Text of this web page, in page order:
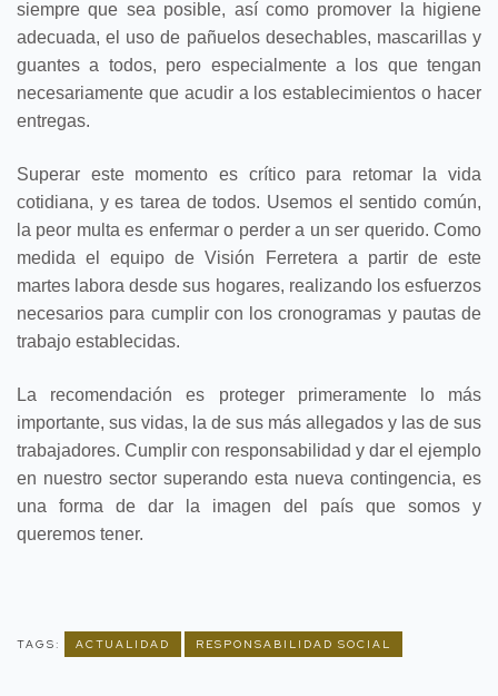
siempre que sea posible, así como promover la higiene
adecuada, el uso de pañuelos desechables, mascarillas y
guantes a todos, pero especialmente a los que tengan
necesariamente que acudir a los establecimientos o hacer
entregas.
Superar este momento es crítico para retomar la vida
cotidiana, y es tarea de todos. Usemos el sentido común,
la peor multa es enfermar o perder a un ser querido. Como
medida el equipo de Visión Ferretera a partir de este
martes labora desde sus hogares, realizando los esfuerzos
necesarios para cumplir con los cronogramas y pautas de
trabajo establecidas.
La recomendación es proteger primeramente lo más
importante, sus vidas, la de sus más allegados y las de sus
trabajadores. Cumplir con responsabilidad y dar el ejemplo
en nuestro sector superando esta nueva contingencia, es
una forma de dar la imagen del país que somos y
queremos tener.
TAGS: ACTUALIDAD RESPONSABILIDAD SOCIAL